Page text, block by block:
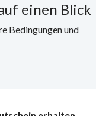
einen Blick
Bedingungen und